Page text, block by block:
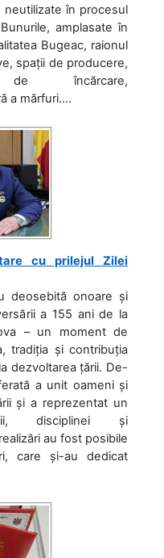
neutilizate în procesul
amplasate în
Bugeac, raionul
spații de producere,
încărcare,
a mărfuri....
cu prilejul Zilei
deosebită onoare și
a 155 ani de la
– un moment de
tradiția și contribuția
dezvoltarea țării. De-
a unit oameni și
și a reprezentat un
disciplinei și
au fost posibile
care și-au dedicat